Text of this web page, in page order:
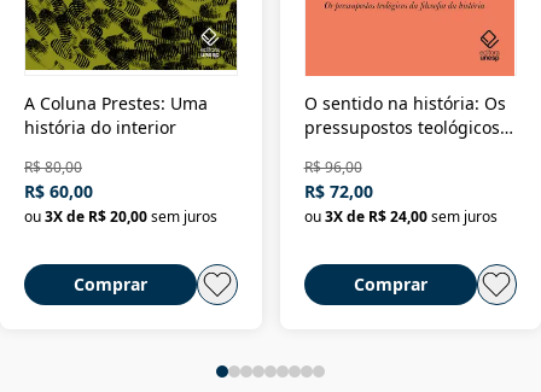
A Coluna Prestes: Uma
história do interior
R$ 80,00
R$ 60,00
ou3X de R$ 20,00sem juros
Comprar
O sentido na história: Os
pressupostos teológicos
R$ 96,00
R$ 72,00
ou 3X de R$ 24,00 sem juros
Comprar